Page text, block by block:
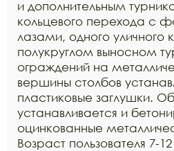
и дополнительным
кольцевого перехода с
лазами, одного уличного
полукруглом выносном
ограждений на
вершины столбов
пластиковые заглушки.
устанавливается и
оцинкованные
Возраст пользователя 7-12